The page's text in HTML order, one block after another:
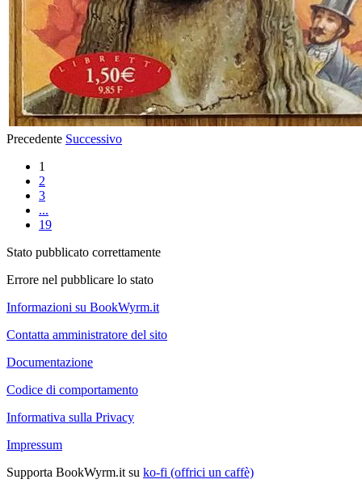
Precedente Successivo
1
2
3
...
19
Stato pubblicato correttamente
Errore nel pubblicare lo stato
Informazioni su BookWyrm.it
Contatta amministratore del sito
Documentazione
Codice di comportamento
Informativa sulla Privacy
Impressum
Supporta BookWyrm.it su ko-fi (offrici un caffè)